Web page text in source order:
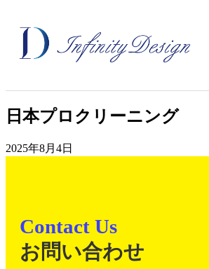
日本プロクリーニング
2025年8月4日
Contact Us
お問い合わせ